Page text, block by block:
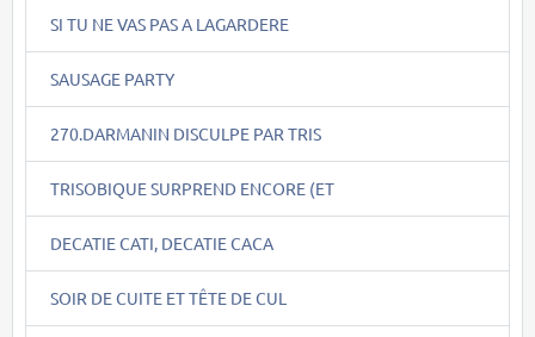
SI TU NE VAS PAS A LAGARDERE
SAUSAGE PARTY
270.DARMANIN DISCULPE PAR TRIS
TRISOBIQUE SURPREND ENCORE (ET
DECATIE CATI, DECATIE CACA
SOIR DE CUITE ET TÊTE DE CUL